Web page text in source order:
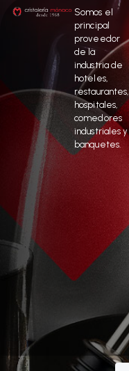
Somos el
principal
proveedor
de la
industria de
hoteles,
restaurantes,
hospitales,
comedores
industriales y
banquetes.